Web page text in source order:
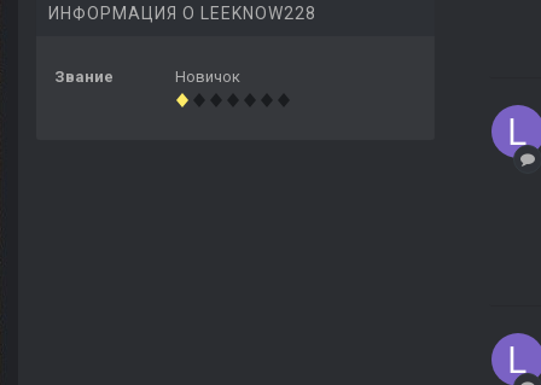
ИНФОРМАЦИЯ О LEEKNOW228
Звание Новичок